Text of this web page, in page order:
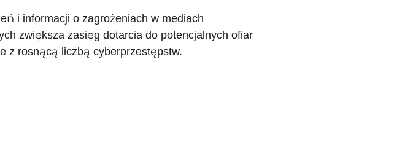
i informacji o zagrożeniach w mediach
zwiększa zasięg dotarcia do potencjalnych ofiar
z rosnącą liczbą cyberprzestępstw.